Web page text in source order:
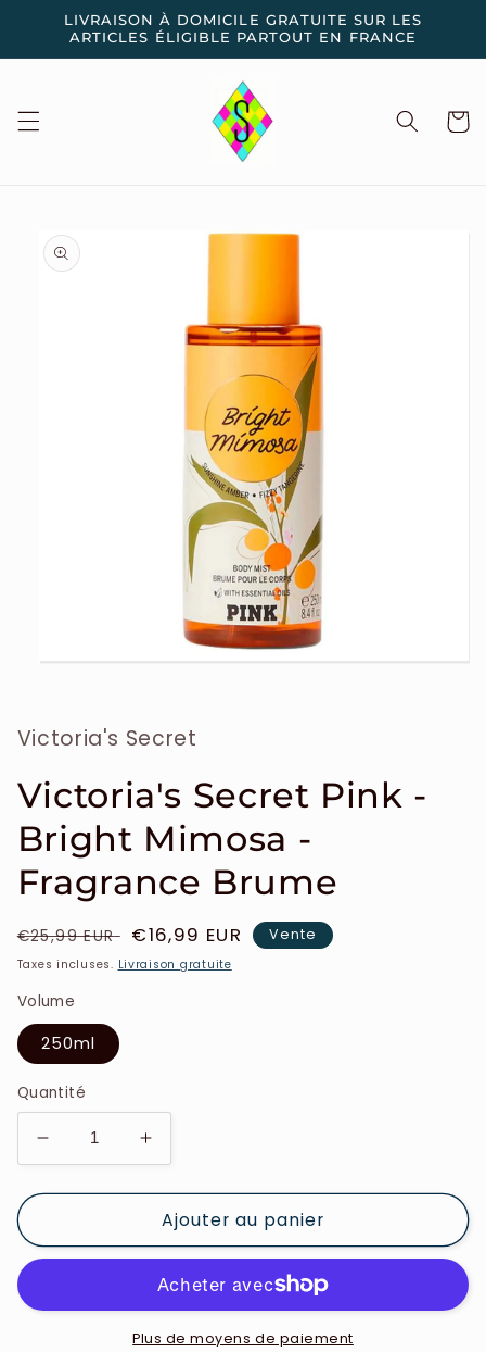
passer
contenu
LIVRAISON À DOMICILE GRATUITE SUR LES
ARTICLES ÉLIGIBLE PARTOUT EN FRANCE
Panier
Passer aux
informations
produits
dans
une
modale
Victoria's Secret
Victoria's Secret Pink -
Bright Mimosa -
Fragrance Brume
Prix
habituel
€25,99 EUR
Prix
soldé
€16,99 EUR Vente
Taxes incluses. Livraison gratuite
Volume
250ml
Quantité
Réduire
la
quantité
Victoria&#39;s
Secret
-
Augmenter
la
quantité
de
Victoria&#39;s
Pink
-
Bright
Ajouter au panier
Plus de moyens de paiement